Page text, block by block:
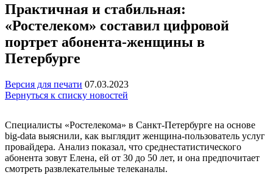
Практичная и стабильная:
«Ростелеком» составил цифровой
портрет абонента-женщины в
Петербурге
Версия для печати 07.03.2023
Вернуться к списку новостей
Специалисты «Ростелекома» в Санкт-Петербурге на основе
big-data выяснили, как выглядит женщина-пользователь услуг
провайдера. Анализ показал, что среднестатистического
абонента зовут Елена, ей от 30 до 50 лет, и она предпочитает
смотреть развлекательные телеканалы.